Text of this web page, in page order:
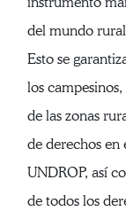
del mundo
Esto se
los
de las zonas
de derechos
UNDROP, así
de todos los